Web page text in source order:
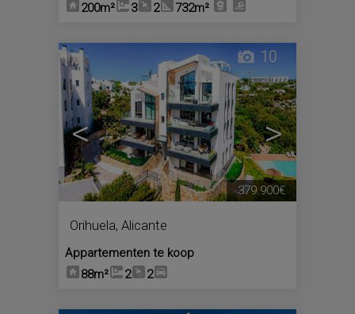
200m²
3 2 732m²
< >
10
Orihuela, Alicante
Appartementen te koop
88m²
2 2
379.900€